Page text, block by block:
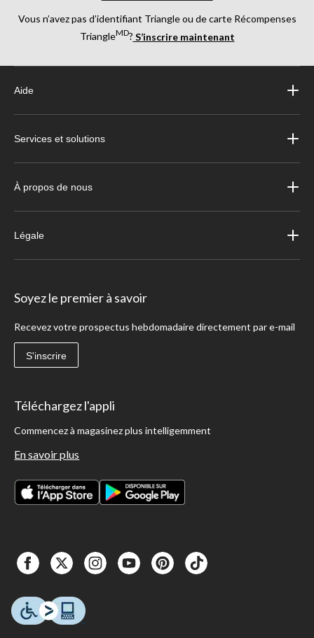
Vous n’avez pas d’identifiant Triangle ou de carte Récompenses
TriangleMD? S’inscrire maintenant
Aide
Services et solutions
À propos de nous
Légale
Soyez le premier à savoir
Recevez votre prospectus hebdomadaire directement par e-mail
S'inscrire
Téléchargez l'appli
Commencez à magasinez plus intelligemment
En savoir plus